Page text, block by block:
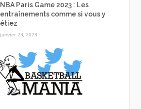
NBA Paris Game 2023 : Les
entraînements comme si vous y
étiez
janvier 23, 2023